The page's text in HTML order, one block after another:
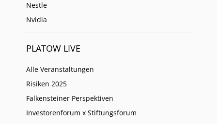
Nestle
Nvidia
PLATOW LIVE
Alle Veranstaltungen
Risiken 2025
Falkensteiner Perspektiven
Investorenforum x Stiftungsforum